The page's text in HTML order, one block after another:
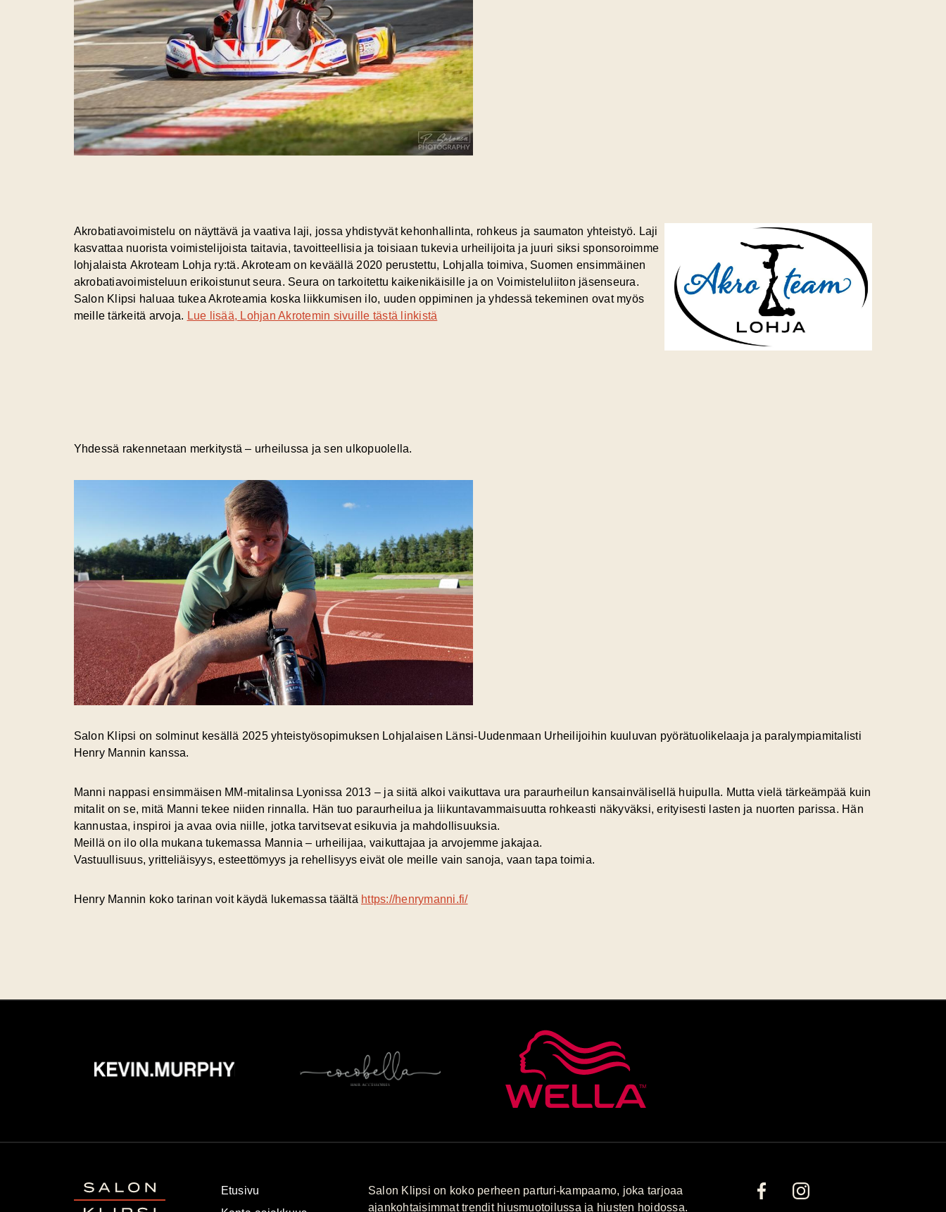
Akrobatiavoimistelu on näyttävä ja vaativa laji, jossa yhdistyvät kehonhallinta, rohkeus ja saumaton yhteistyö. Laji
kasvattaa nuorista voimistelijoista taitavia, tavoitteellisia ja toisiaan tukevia urheilijoita ja juuri siksi sponsoroimme
lohjalaista Akroteam Lohja ry:tä. Akroteam on keväällä 2020 perustettu, Lohjalla toimiva, Suomen ensimmäinen
akrobatiavoimisteluun erikoistunut seura. Seura on tarkoitettu kaikenikäisille ja on Voimisteluliiton jäsenseura.
Salon Klipsi haluaa tukea Akroteamia koska liikkumisen ilo, uuden oppiminen ja yhdessä tekeminen ovat myös
meille tärkeitä arvoja. Lue lisää, Lohjan Akrotemin sivuille tästä linkistä
Yhdessä rakennetaan merkitystä – urheilussa ja sen ulkopuolella.
Salon Klipsi on solminut kesällä 2025 yhteistyösopimuksen Lohjalaisen Länsi-Uudenmaan Urheilijoihin kuuluvan pyörätuolikelaaja ja paralympiamitalisti
Henry Mannin kanssa.
Manni nappasi ensimmäisen MM-mitalinsa Lyonissa 2013 – ja siitä alkoi vaikuttava ura paraurheilun kansainvälisellä huipulla. Mutta vielä tärkeämpää kuin
mitalit on se, mitä Manni tekee niiden rinnalla. Hän tuo paraurheilua ja liikuntavammaisuutta rohkeasti näkyväksi, erityisesti lasten ja nuorten parissa. Hän
kannustaa, inspiroi ja avaa ovia niille, jotka tarvitsevat esikuvia ja mahdollisuuksia.
Meillä on ilo olla mukana tukemassa Mannia – urheilijaa, vaikuttajaa ja arvojemme jakajaa.
Vastuullisuus, yritteliäisyys, esteettömyys ja rehellisyys eivät ole meille vain sanoja, vaan tapa toimia.
Henry Mannin koko tarinan voit käydä lukemassa täältä https://henrymanni.fi/
Etusivu
Salon Klipsi on koko perheen parturi-kampaamo, joka tarjoaa
ajankohtaisimmat trendit hiusmuotoilussa ja hiusten hoidossa.